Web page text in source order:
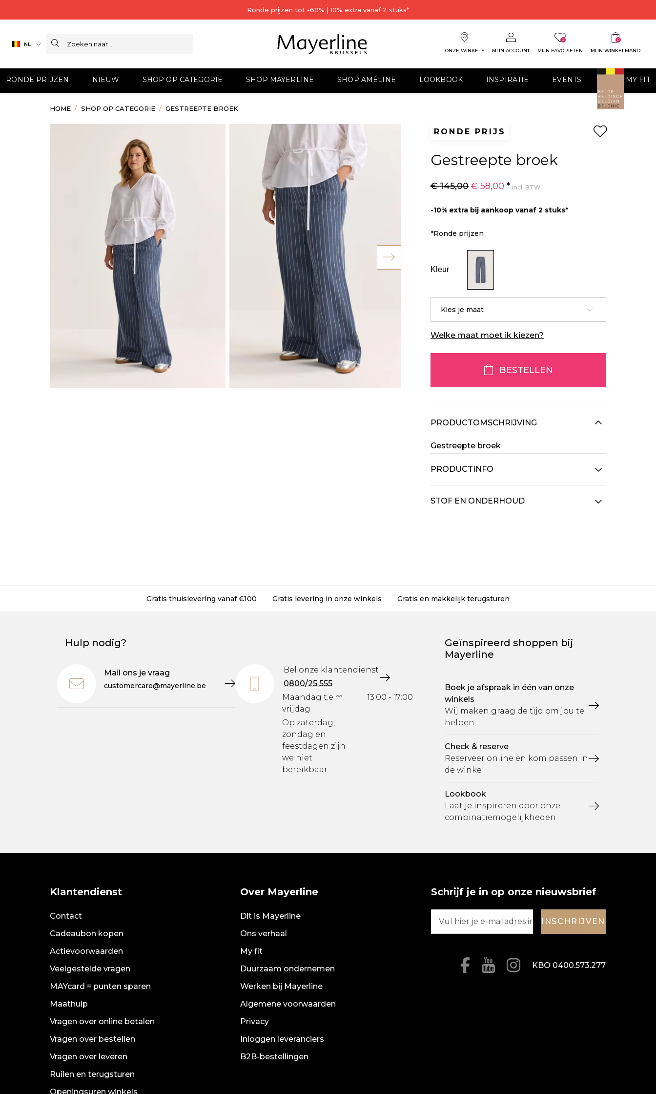
Ronde prijzen tot -60% | 10% extra vanaf 2 stuks*
NL Search
ONZE WINKELS MIJN ACCOUNT
0
MIJN FAVORIETEN
0
MIJN WINKELMAND
RONDE PRIJZEN NIEUW SHOP OP CATEGORIE SHOP MAYERLINE SHOP AMÉLINE LOOKBOOK INSPIRATIE EVENTS FIND MY FIT
HOME SHOP OP CATEGORIE GESTREEPTE BROEK
RONDE PRIJS
Gestreepte broek
€ 145,00€ 58,00 * incl. BTW
-10% extra bij aankoop vanaf 2 stuks*
*Ronde prijzen
Kleur
Kies je maat
Welke maat moet ik kiezen?
BESTELLEN
PRODUCTOMSCHRIJVING
Gestreepte broek
PRODUCTINFO
STOF EN ONDERHOUD
Gratis thuislevering vanaf €100 Gratis levering in onze winkels Gratis en makkelijk terugsturen
Hulp nodig?
Mail ons je vraag
customercare@mayerline.be
Bel onze klantendienst
0800/25 555
Maandag t.e.m.
vrijdag
Op zaterdag,
zondag en
feestdagen zijn
we niet
bereikbaar.
13:00 - 17:00
Geïnspireerd shoppen bij
Mayerline
Boek je afspraak in één van onze
winkels
Wij maken graag de tijd om jou te
helpen
Check & reserve
Reserveer online en kom passen in
de winkel
Lookbook
Laat je inspireren door onze
combinatiemogelijkheden
Klantendienst
Contact
Cadeaubon kopen
Actievoorwaarden
Veelgestelde vragen
MAYcard = punten sparen
Maathulp
Vragen over online betalen
Vragen over bestellen
Vragen over leveren
Ruilen en terugsturen
Openingsuren winkels
Over Mayerline
Dit is Mayerline
Ons verhaal
My fit
Duurzaam ondernemen
Werken bij Mayerline
Algemene voorwaarden
Privacy
Inloggen leveranciers
B2B-bestellingen
Schrijf je in op onze nieuwsbrief
INSCHRIJVEN
KBO 0400.573.277